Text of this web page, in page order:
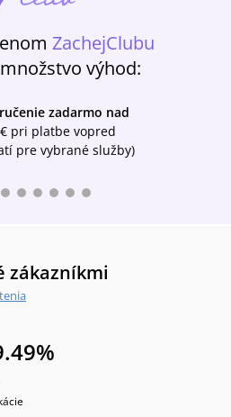
ZachejClubu
výhod:
zadarmo nad
pri platbe vopred
pre vybrané služby)
zákazníkmi
%